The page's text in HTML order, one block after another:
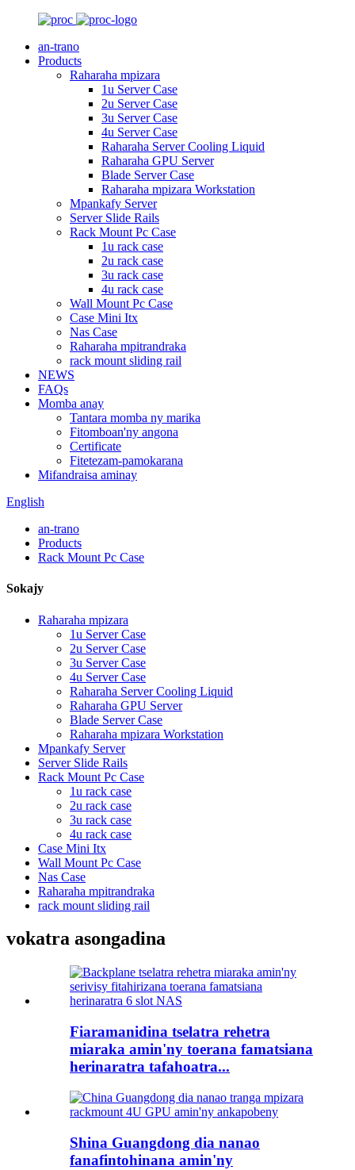
an-trano
Products
Raharaha mpizara
1u Server Case
2u Server Case
3u Server Case
4u Server Case
Raharaha Server Cooling Liquid
Raharaha GPU Server
Blade Server Case
Raharaha mpizara Workstation
Mpankafy Server
Server Slide Rails
Rack Mount Pc Case
1u rack case
2u rack case
3u rack case
4u rack case
Wall Mount Pc Case
Case Mini Itx
Nas Case
Raharaha mpitrandraka
rack mount sliding rail
NEWS
FAQs
Momba anay
Tantara momba ny marika
Fitomboan'ny angona
Certificate
Fitetezam-pamokarana
Mifandraisa aminay
English
an-trano
Products
Rack Mount Pc Case
Sokajy
Raharaha mpizara
1u Server Case
2u Server Case
3u Server Case
4u Server Case
Raharaha Server Cooling Liquid
Raharaha GPU Server
Blade Server Case
Raharaha mpizara Workstation
Mpankafy Server
Server Slide Rails
Rack Mount Pc Case
1u rack case
2u rack case
3u rack case
4u rack case
Case Mini Itx
Wall Mount Pc Case
Nas Case
Raharaha mpitrandraka
rack mount sliding rail
vokatra asongadina
Fiaramanidina tselatra rehetra
miaraka amin'ny toerana famatsiana
herinaratra tafahoatra...
Shina Guangdong dia nanao
fanafintohinana amin'ny